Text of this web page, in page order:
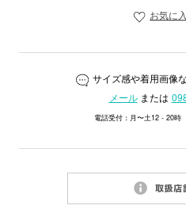
お気に
サイズ感や着用画像
メールまたは
電話受付：月〜土12 - 20